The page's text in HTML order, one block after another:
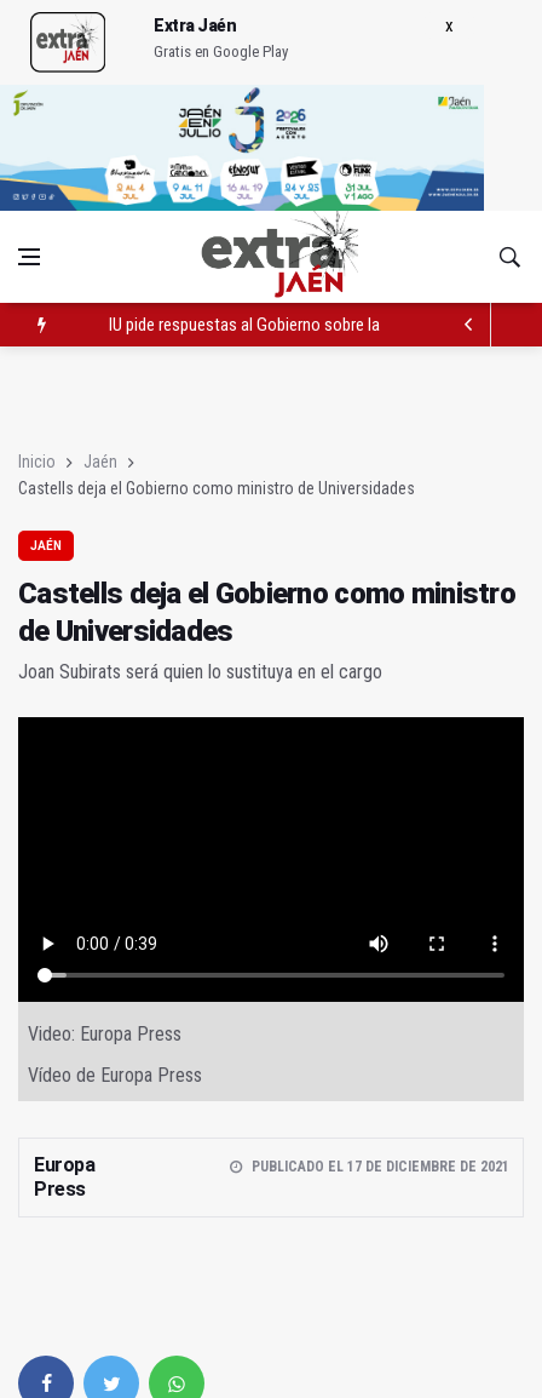
Extra Jaén
Gratis en Google Play
IU pide respuestas al Gobierno sobre la situación del
Inicio
Jaén
Castells deja el Gobierno como ministro de Universidades
JAÉN
Castells deja el Gobierno como ministro
de Universidades
Joan Subirats será quien lo sustituya en el cargo
Video: Europa Press
Vídeo de Europa Press
Europa
Press
PUBLICADO EL 17 DE DICIEMBRE DE 2021